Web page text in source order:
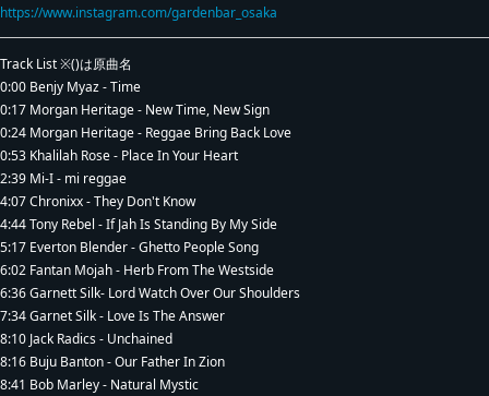
https://www.instagram.com/gardenbar_osaka
Track List ※()は原曲名
0:00 Benjy Myaz - Time
0:17 Morgan Heritage - New Time, New Sign
0:24 Morgan Heritage - Reggae Bring Back Love
0:53 Khalilah Rose - Place In Your Heart
2:39 Mi-I - mi reggae
4:07 Chronixx - They Don't Know
4:44 Tony Rebel - If Jah Is Standing By My Side
5:17 Everton Blender - Ghetto People Song
6:02 Fantan Mojah - Herb From The Westside
6:36 Garnett Silk- Lord Watch Over Our Shoulders
7:34 Garnet Silk - Love Is The Answer
8:10 Jack Radics - Unchained
8:16 Buju Banton - Our Father In Zion
8:41 Bob Marley - Natural Mystic